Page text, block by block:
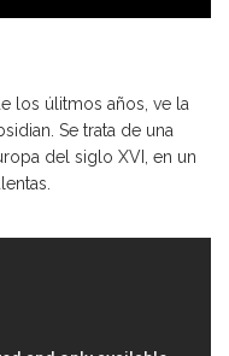
los úlitmos años, ve la
Se trata de una
del siglo XVI, en un